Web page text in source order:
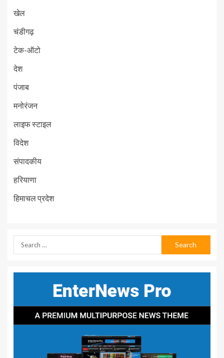
खेल
चंडीगढ़
टेक-ऑटो
देश
पंजाब
मनोरंजन
लाइफ स्टाइल
विदेश
संपादकीय
हरियाणा
हिमाचल प्रदेश